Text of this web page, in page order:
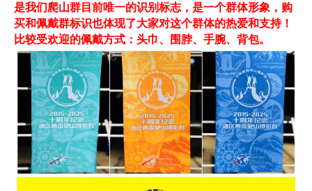
是我们爬山群目前唯一的识别标志，是一个群体形象，购
买和佩戴群标识也体现了大家对这个群体的热爱和支持！
比较受欢迎的佩戴方式：头巾、围脖、手腕、背包。